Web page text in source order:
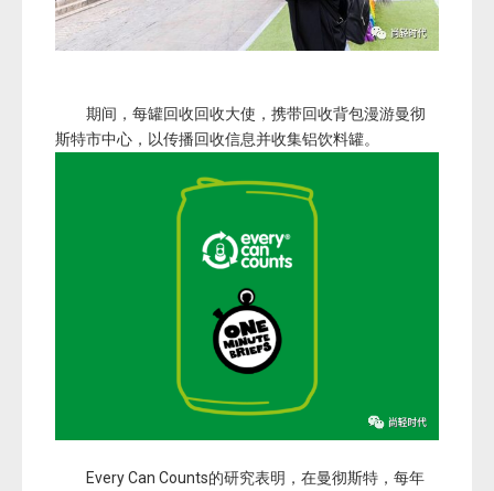
期间，每罐回收回收大使，携带回收背包漫游曼彻
斯特市中心，以传播回收信息并收集铝饮料罐。
Every Can Counts的研究表明，在曼彻斯特，每年